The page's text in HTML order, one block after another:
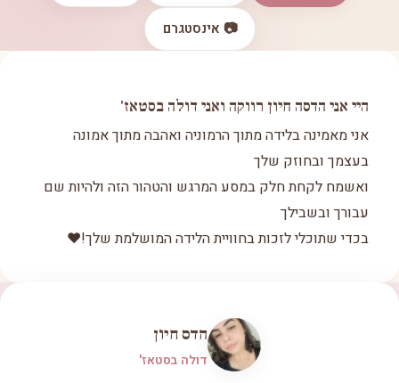
📷 אינסטגרם
היי אני הדסה חיון רווקה ואני דולה בסטאז'
אני מאמינה בלידה מתוך הרמוניה ואהבה מתוך אמונה
בעצמך ובחוזק שלך
ואשמח לקחת חלק במסע המרגש והטהור הזה ולהיות שם
עבורך ובשבילך
בכדי שתוכלי לזכות בחוויית הלידה המושלמת שלך!❤️
הדס חיון
דולה בסטאז'